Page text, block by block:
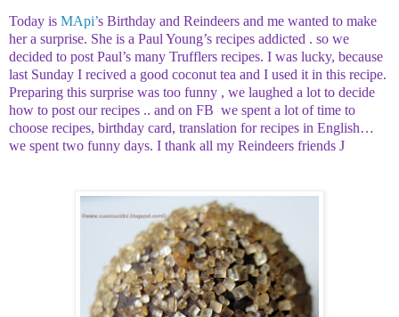
Today is MApi’s Birthday and Reindeers and me wanted to make
her a surprise. She is a Paul Young’s recipes addicted . so we
decided to post Paul’s many Trufflers recipes. I was lucky, because
last Sunday I recived a good coconut tea and I used it in this recipe.
Preparing this surprise was too funny , we laughed a lot to decide
how to post our recipes .. and on FB we spent a lot of time to
choose recipes, birthday card, translation for recipes in English…
we spent two funny days. I thank all my Reindeers friends J